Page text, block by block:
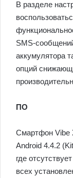
В разделе
SMS-
аккумулятора
опций
ПО
Смартфон Vibe
Android 4.4.2
где
всех